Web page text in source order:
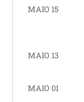
MAIO 15
MAIO 13
MAIO 01